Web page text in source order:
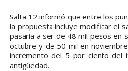
Salta 12 informó que entre los
la propuesta incluye modificar el
pasaría a ser de 48 mil pesos en
octubre y de 50 mil en
incremento del 5 por ciento del
antigüedad.